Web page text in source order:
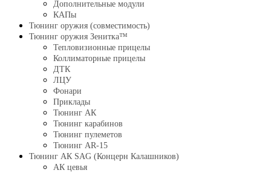
Дополнительные модули
КАПы
Тюнинг оружия (совместимость)
Тюнинг оружия Зенитка™
Тепловизионные прицелы
Коллиматорные прицелы
ДТК
ЛЦУ
Фонари
Приклады
Тюнинг АК
Тюнинг карабинов
Тюнинг пулеметов
Тюнинг AR-15
Тюнинг АК SAG (Концерн Калашников)
АК цевья